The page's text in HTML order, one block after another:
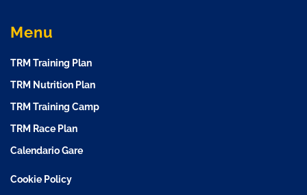
Menu
TRM Training Plan
TRM Nutrition Plan
TRM Training Camp
TRM Race Plan
Calendario Gare
Cookie Policy